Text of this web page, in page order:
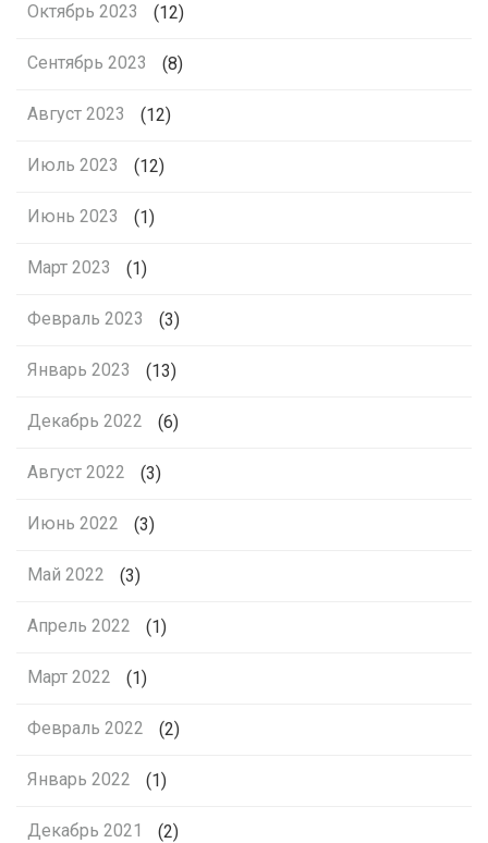
Октябрь 2023 (12)
Сентябрь 2023 (8)
Август 2023 (12)
Июль 2023 (12)
Июнь 2023 (1)
Март 2023 (1)
Февраль 2023 (3)
Январь 2023 (13)
Декабрь 2022 (6)
Август 2022 (3)
Июнь 2022 (3)
Май 2022 (3)
Апрель 2022 (1)
Март 2022 (1)
Февраль 2022 (2)
Январь 2022 (1)
Декабрь 2021 (2)